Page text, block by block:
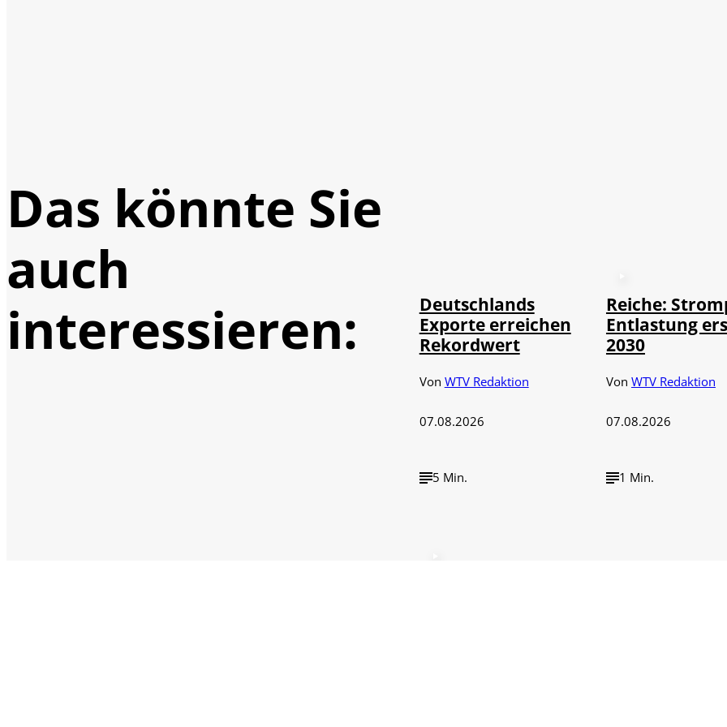
Das könnte Sie
auch
interessieren:
Deutschlands
Exporte erreichen
Rekordwert
Von WTV Redaktion
07.08.2026
5 Min.
Reiche:
Entlastung
2030
Von WTV Redaktion
07.08.2026
1 Min.